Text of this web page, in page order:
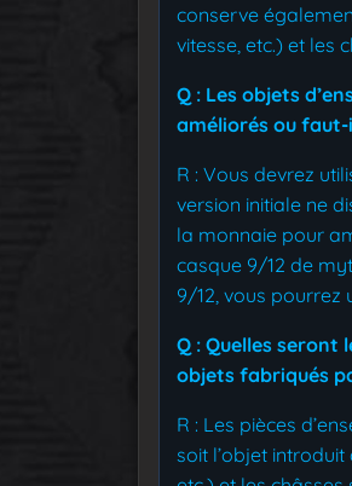
conserve
vitesse, etc.) et les
Q : Les objets
améliorés ou faut-
R : Vous devrez
version initiale ne
la monnaie pour
casque 9/12 de
9/12, vous pourrez
Q : Quelles seront
objets fabriqués
R : Les pièces
soit l’objet